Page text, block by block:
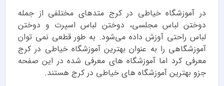
در آموزشگاه خیاطی در کرج متدهای مختلفی از جمله
دوختن لباس مجلسی، دوختن لباس اسپرت و دوختن
لباس راحتی آوزش داده می‌شود. به طور قطعی نمی توان
آموزشگاهی را به عنوان بهترین آموزشگاه خیاطی در کرج
معرفی کرد اما آموزشگاه های معرفی شده در این صفحه
جزو بهترین آموزشگاه های خیاطی در کرج هستند.